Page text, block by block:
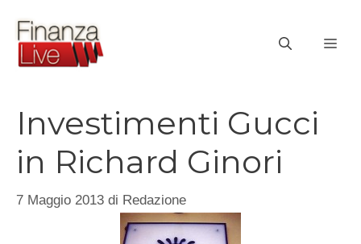
contenuto
Investimenti Gucci
in Richard Ginori
7 Maggio 2013 di Redazione